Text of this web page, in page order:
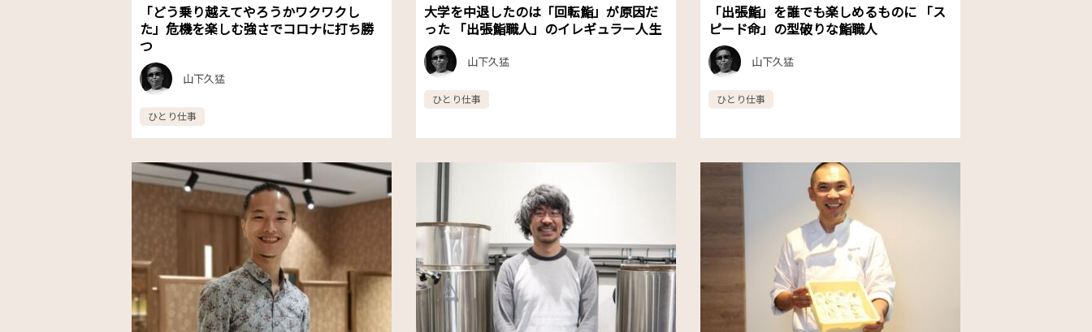
「どう乗り越えてやろうかワクワクし
た」危機を楽しむ強さでコロナに打ち勝
つ
山下久猛
ひとり仕事
大学を中退したのは「回転鮨」が原因だ
った 「出張鮨職人」のイレギュラー人生
山下久猛
ひとり仕事
「出張鮨」を誰でも楽しめるものに 「ス
ピード命」の型破りな鮨職人
山下久猛
ひとり仕事